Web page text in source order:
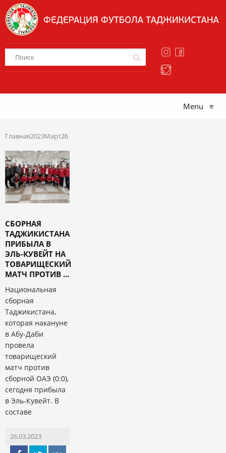
Menu ≡
Главная2023Март26
СБОРНАЯ
ТАДЖИКИСТАНА
ПРИБЫЛА В
ЭЛЬ-КУВЕЙТ НА
ТОВАРИЩЕСКИЙ
МАТЧ ПРОТИВ ...
Национальная
сборная
Таджикистана,
которая накануне
в Абу-Даби
провела
товарищеский
матч против
сборной ОАЭ (0:0),
сегодня прибыла
в Эль-Кувейт. В
составе
26.03.2023